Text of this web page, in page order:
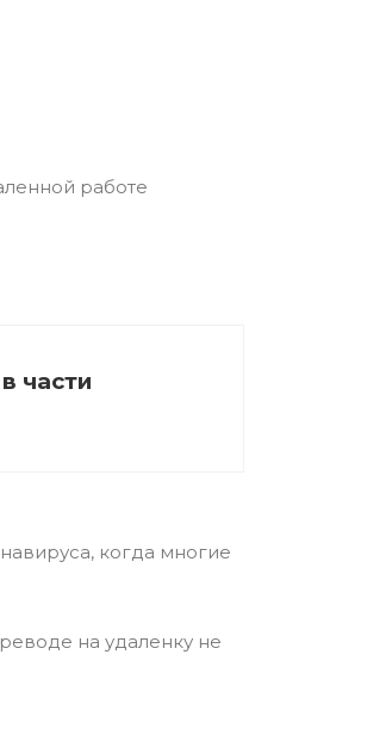
части
когда многие
на удаленку не